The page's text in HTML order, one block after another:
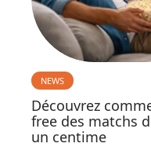
NEWS
Découvrez
free des matchs
un centime